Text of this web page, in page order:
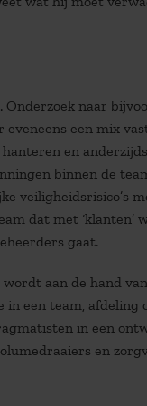
Onderzoek naar
eveneens een mix
en
binnen de
veiligheidsrisico’s
dat met ‘klanten’
gaat.
aan de hand
een team, afdeling
in een
en